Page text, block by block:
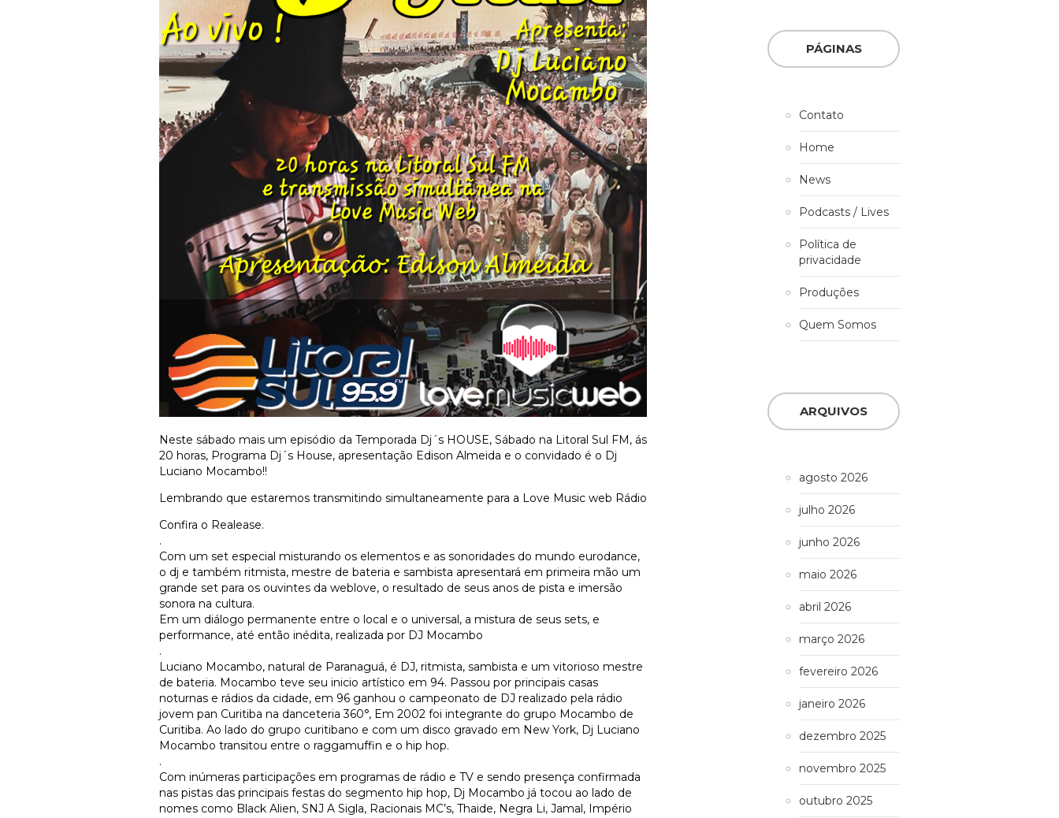
Neste sábado mais um episódio da Temporada Dj´s HOUSE, Sábado na Litoral Sul FM, ás
20 horas, Programa Dj´s House, apresentação Edison Almeida e o convidado é o Dj
Luciano Mocambo!!
Lembrando que estaremos transmitindo simultaneamente para a Love Music web Rádio
Confira o Realease.
.
Com um set especial misturando os elementos e as sonoridades do mundo eurodance,
o dj e também ritmista, mestre de bateria e sambista apresentará em primeira mão um
grande set para os ouvintes da weblove, o resultado de seus anos de pista e imersão
sonora na cultura.
Em um diálogo permanente entre o local e o universal, a mistura de seus sets, e
performance, até então inédita, realizada por DJ Mocambo
.
Luciano Mocambo, natural de Paranaguá, é DJ, ritmista, sambista e um vitorioso mestre
de bateria. Mocambo teve seu inicio artístico em 94. Passou por principais casas
noturnas e rádios da cidade, em 96 ganhou o campeonato de DJ realizado pela rádio
jovem pan Curitiba na danceteria 360°, Em 2002 foi integrante do grupo Mocambo de
Curitiba. Ao lado do grupo curitibano e com um disco gravado em New York, Dj Luciano
Mocambo transitou entre o raggamuffin e o hip hop.
.
Com inúmeras participações em programas de rádio e TV e sendo presença confirmada
nas pistas das principais festas do segmento hip hop, Dj Mocambo já tocou ao lado de
nomes como Black Alien, SNJ A Sigla, Racionais MC’s, Thaide, Negra Li, Jamal, Império
PÁGINAS
Contato
Home
News
Podcasts / Lives
Política de
privacidade
Produções
Quem Somos
ARQUIVOS
agosto 2026
julho 2026
junho 2026
maio 2026
abril 2026
março 2026
fevereiro 2026
janeiro 2026
dezembro 2025
novembro 2025
outubro 2025